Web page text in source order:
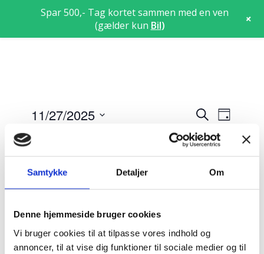
Samtykke Detaljer Om
Denne hjemmeside bruger cookies
Vi bruger cookies til at tilpasse vores indhold og
annoncer, til at vise dig funktioner til sociale medier og til
Search
and
Views
Søg
begivenheder
Views
Dag
11/27/2025
dato.
18:00
27/11/2025 : 18:15- 21:15
Teori 4 –
torsdagshold
Spar 500,- Tag kortet sammen med en ven
(gælder kun Bil) +